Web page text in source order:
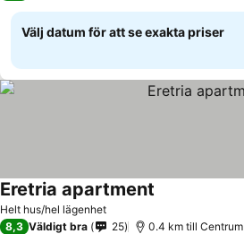
Välj datum för att se exakta priser
Helt hus/hel lägenhet
Eretria apartment
8,3 Väldigt bra 25 0.4 km till Centrum